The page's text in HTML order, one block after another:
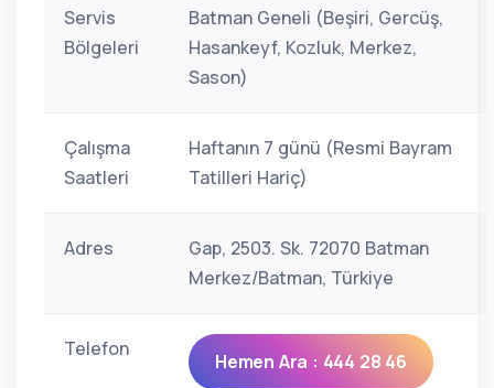
Servis
Bölgeleri
Batman Geneli (Beşiri, Gercüş,
Hasankeyf, Kozluk, Merkez,
Sason)
Çalışma
Saatleri
Haftanın 7 günü (Resmi Bayram
Tatilleri Hariç)
Adres
Gap, 2503. Sk. 72070 Batman
Merkez/Batman, Türkiye
Telefon
Hemen Ara : 444 28 46